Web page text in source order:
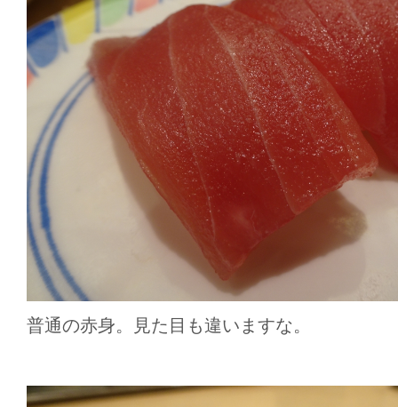
普通の赤身。見た目も違いますな。